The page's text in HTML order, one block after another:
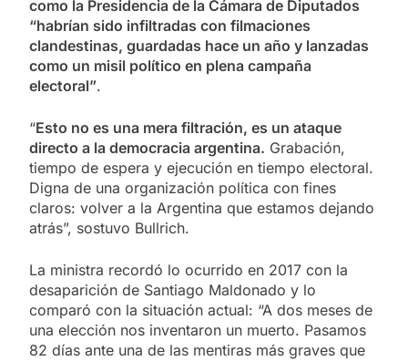
como la Presidencia de la Cámara de Diputados
“habrían sido infiltradas con filmaciones
clandestinas, guardadas hace un año y lanzadas
como un misil político en plena campaña
electoral”.
“Esto no es una mera filtración, es un ataque
directo a la democracia argentina. Grabación,
tiempo de espera y ejecución en tiempo electoral.
Digna de una organización política con fines
claros: volver a la Argentina que estamos dejando
atrás”, sostuvo Bullrich.
La ministra recordó lo ocurrido en 2017 con la
desaparición de Santiago Maldonado y lo
comparó con la situación actual: “A dos meses de
una elección nos inventaron un muerto. Pasamos
82 días ante una de las mentiras más graves que